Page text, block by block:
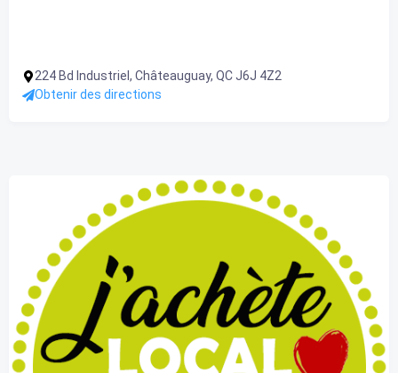
224 Bd Industriel, Châteauguay, QC J6J 4Z2
Obtenir des directions